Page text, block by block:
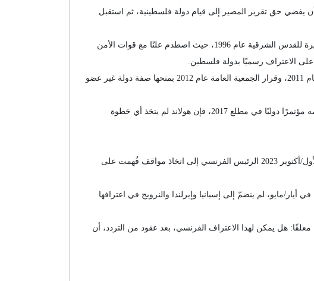
أن يفضي حق تقرير المصير إلى قيام دولة فلسطينية، ثم استقبل
أما الرئيس جاك شيراك فحافظ خلال التسعينيات على دبلوماسية نشطة تجاه الفلسطينيين، كان أبرز تجلياتها زيارته الشهيرة للقدس الشرقية عام 1996، حيث اصطدم علنًا مع قوات الأمن
على الاعتراف رسميًا بدولة فلسطين.
وفي عهدي نيكولا ساركوزي وفرانسوا هولاند، تواصل التردد الرسمي، رغم دعم باريس لانضمام فلسطين إلى اليونسكو عام 2011، وقرار الجمعية العامة عام 2012 بمنحها صفة دولة غير عضو
واعتمد البرلمان الفرنسي بغرفتيه قرارًا رمزيًا يؤيد الاعتراف بفلسطين خلال ولاية هولاند، من دون أثر عملي. ورغم تنظيمه مؤتمرًا دوليًا في مطلع 2017، فإن هولاند لم يتخذ أي خطوة
شهدت ولايتا ماكرون مراحل من الغموض والتذبذب، فرغم استمرار الحديث عن حل الدولتين، دفعت هجمات 7 تشرين الأول/أكتوبر 2023 الرئيس الفرنسي إلى اتخاذ مواقف فُهمت على
في أيار/مايو، لم ينضمّ إلى إسبانيا وإيرلندا والنرويج في اعترافها
هل يمكن لهذا الاعتراف الفرنسي، بعد عقود من التردد، أن